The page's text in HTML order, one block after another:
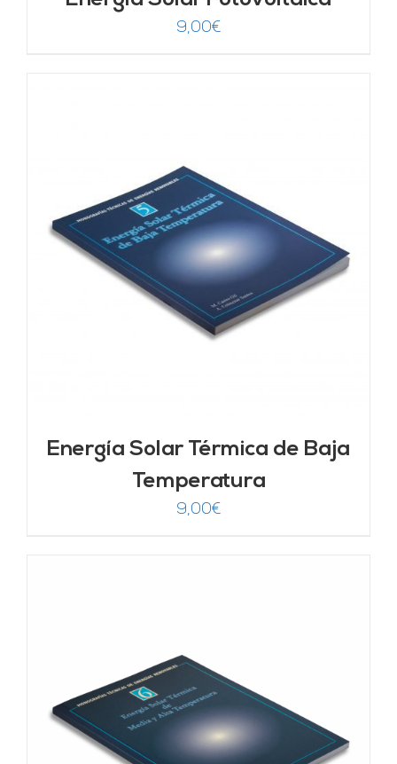
9,00€
Energía Solar Térmica de Baja
Temperatura
9,00€